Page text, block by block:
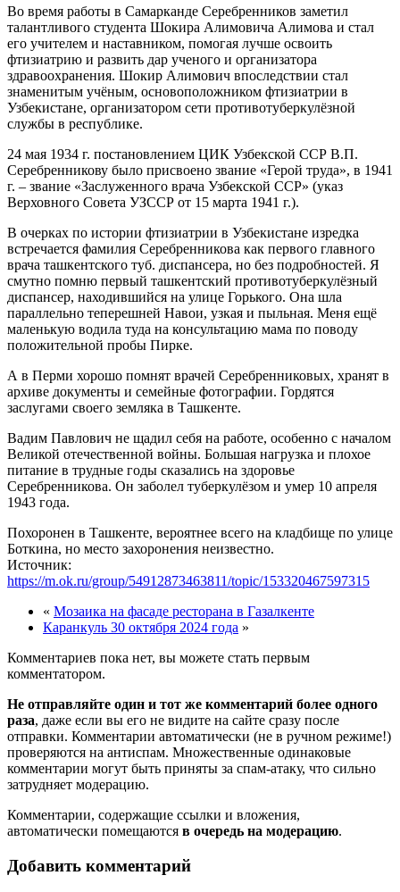
Во время работы в Самарканде Серебренников заметил
талантливого студента Шокира Алимовича Алимова и стал
его учителем и наставником, помогая лучше освоить
фтизиатрию и развить дар ученого и организатора
здравоохранения. Шокир Алимович впоследствии стал
знаменитым учёным, основоположником фтизиатрии в
Узбекистане, организатором сети противотуберкулёзной
службы в республике.
24 мая 1934 г. постановлением ЦИК Узбекской ССР В.П.
Серебренникову было присвоено звание «Герой труда», в 1941
г. – звание «Заслуженного врача Узбекской ССР» (указ
Верховного Совета УЗССР от 15 марта 1941 г.).
В очерках по истории фтизиатрии в Узбекистане изредка
встречается фамилия Серебренникова как первого главного
врача ташкентского туб. диспансера, но без подробностей. Я
смутно помню первый ташкентский противотуберкулёзный
диспансер, находившийся на улице Горького. Она шла
параллельно теперешней Навои, узкая и пыльная. Меня ещё
маленькую водила туда на консультацию мама по поводу
положительной пробы Пирке.
А в Перми хорошо помнят врачей Серебренниковых, хранят в
архиве документы и семейные фотографии. Гордятся
заслугами своего земляка в Ташкенте.
Вадим Павлович не щадил себя на работе, особенно с началом
Великой отечественной войны. Большая нагрузка и плохое
питание в трудные годы сказались на здоровье
Серебренникова. Он заболел туберкулёзом и умер 10 апреля
1943 года.
Похоронен в Ташкенте, вероятнее всего на кладбище по улице
Боткина, но место захоронения неизвестно.
Источник:
https://m.ok.ru/group/54912873463811/topic/153320467597315
« Мозаика на фасаде ресторана в Газалкенте
Каранкуль 30 октября 2024 года »
Комментариев пока нет, вы можете стать первым
комментатором.
Не отправляйте один и тот же комментарий более одного
раза, даже если вы его не видите на сайте сразу после
отправки. Комментарии автоматически (не в ручном режиме!)
проверяются на антиспам. Множественные одинаковые
комментарии могут быть приняты за спам-атаку, что сильно
затрудняет модерацию.
Комментарии, содержащие ссылки и вложения,
автоматически помещаются в очередь на модерацию.
Добавить комментарий